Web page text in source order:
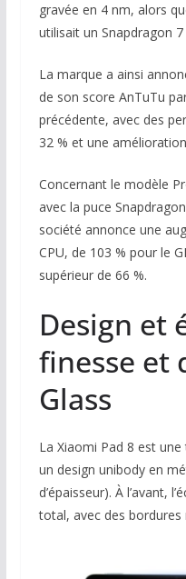
gravée en 4 nm, alors
utilisait un Snapdragon
La marque a ainsi
de son score AnTuTu
précédente, avec des
32 % et une
Concernant le modèle
avec la puce
société annonce une
CPU, de 103 % pour le
supérieur de 66 %.
Design et
finesse et
Glass
La Xiaomi Pad 8 est
un design unibody en
d’épaisseur). À l’avant,
total, avec des bordures